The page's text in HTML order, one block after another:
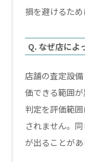
損を避けるた
Q. なぜ店によ
店舗の査定設
価できる範囲
判定を評価範
されません。
が出ることがあ